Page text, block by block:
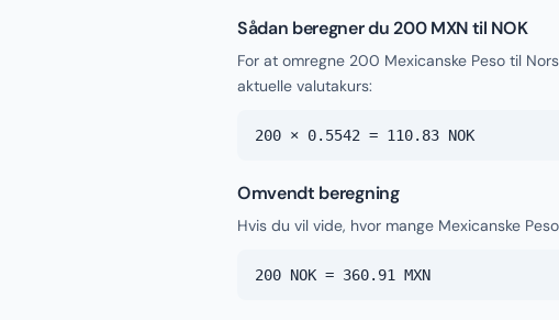
Sådan beregner du 200 MXN til NOK
For at omregne 200 Mexicanske Peso til
aktuelle valutakurs:
200 × 0.5542 = 110.83 NOK
Omvendt beregning
Hvis du vil vide, hvor mange Mexicanske
200 NOK = 360.91 MXN